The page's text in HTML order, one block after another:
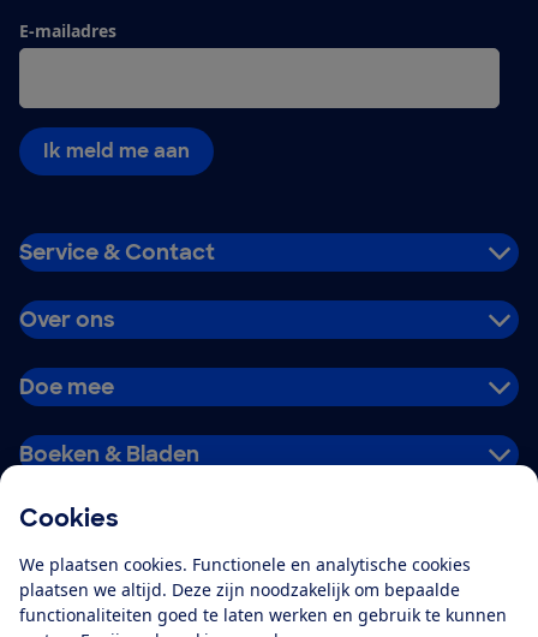
Cookies
We plaatsen cookies. Functionele en analytische cookies
plaatsen we altijd. Deze zijn noodzakelijk om bepaalde
functionaliteiten goed te laten werken en gebruik te kunnen
E-mailadres
Ik meld me aan
Service & Contact
Over ons
Doe mee
Boeken & Bladen